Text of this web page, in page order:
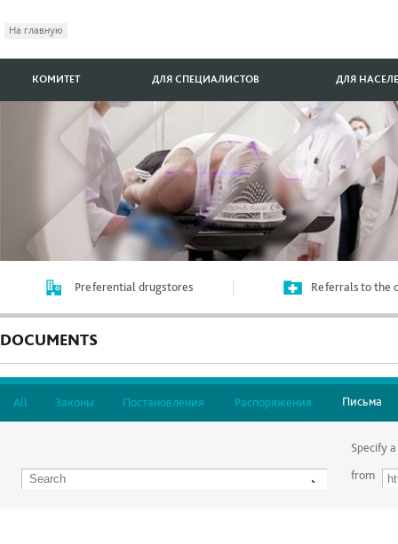
На главную
КОМИТЕТ ДЛЯ СПЕЦИАЛИСТОВ ДЛЯ
Preferential drugstores Referrals to the
DOCUMENTS
All Законы Постановления Распоряжения Письма
Specify
from